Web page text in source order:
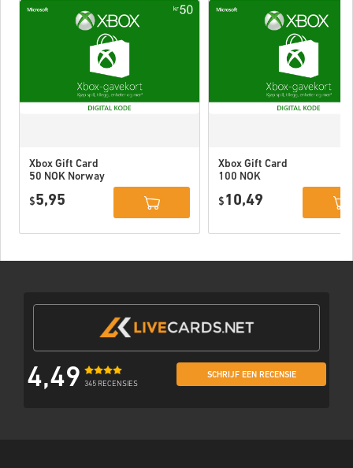
Xbox Gift Card
50 NOK Norway
$5,95
Xbox Gift Card
100 NOK
$ 10,49
4,49 345 RECENSIES
SCHRIJF EEN RECENSIE